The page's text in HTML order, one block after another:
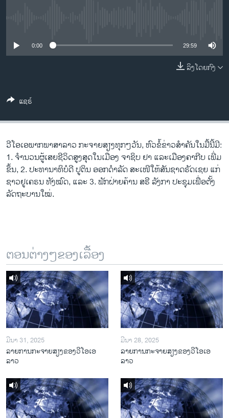
ທຸລະກິດ
ສຽງ
ລາຍການກະຈາຍສຽງ
ພາສາຕ່າງໆ
0:00 29:59
ລິງໂດຍກົງ
ແຊຣ໌
ວີ​ໂອ​ເອພາກ​ພາສາ​ລາວ​ ກະຈາຍສຽງ​ທຸກໆ​ວັນ, ຫົວຂໍ້ຂ່າວສໍາຄັນໃນມື້ນີ້ມີ:
1. ຈຳ​ນວນ​ຜູ້​ເສຍ​ຊີ​ວິດ​ສູງ​ສຸດ​ໃນ​ເມືອງ ຈາ​ຊິບ ຢາ ແລະເມືອງຄາກີບ ເພີ່ມ​
ຂຶ້ນ, 2. ປະທານາທິບໍດີ ປູຕິນ ອອກດຳລັດ ສະເໜີໃຫ້ສັນຊາດຣັດເຊຍ ແກ່
ຊາວຢູເຄຣນ ທັງໝົດ, ແລະ 3. ພັກ​ຝ່າຍ​ຄ້ານ​ ສ​ຣີ​ ລັງ​ກາ ປະ​ຊຸມ​ເພື່ອ​ຕັ້ງ​
ລັດ​ຖະ​ບານ​ໃໝ່.
ຕອນຕ່າງໆຂອງເລື້ອງ
ມີນາ 31, 2025
ລາຍການກະຈາຍສຽງຂອງວີໂອເອ
ລາວ
ມີນາ 28, 2025
ລາຍການກະຈາຍສຽງຂອງວີໂອເອ
ລາວ